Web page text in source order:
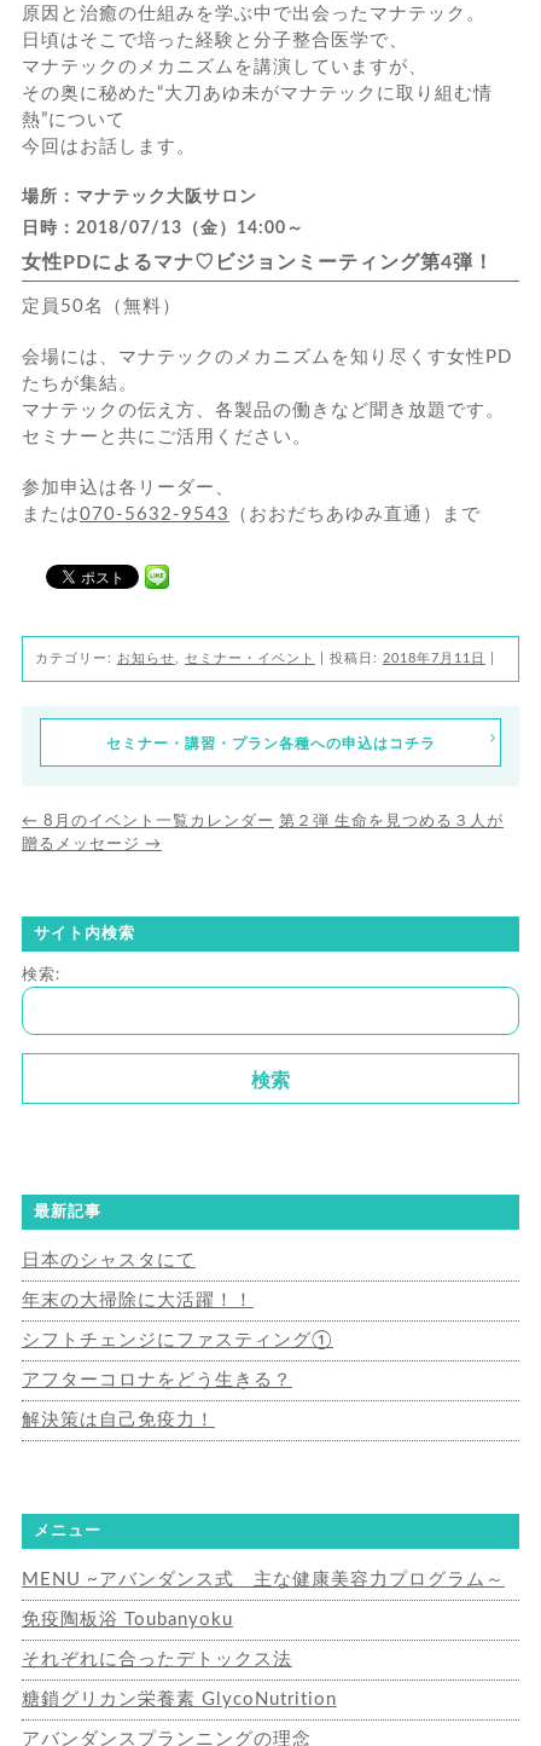
原因と治癒の仕組みを学ぶ中で出会ったマナテック。
日頃はそこで培った経験と分子整合医学で、
マナテックのメカニズムを講演していますが、
その奥に秘めた“大刀あゆ未がマナテックに取り組む情
熱”について
今回はお話します。
場所：マナテック大阪サロン
日時：2018/07/13（金）14:00～
女性PDによるマナ♡ビジョンミーティング第4弾！
定員50名（無料）
会場には、マナテックのメカニズムを知り尽くす女性PD
たちが集結。
マナテックの伝え方、各製品の働きなど聞き放題です。
セミナーと共にご活用ください。
参加申込は各リーダー、
または070-5632-9543 （おおだちあゆみ直通）まで
カテゴリー: お知らせ セミナー・イベント | 投稿日: 2018年7月11日
セミナー・講習・プラン各種への申込はコチラ
← 8月のイベント一覧カレンダー 第２弾 生命を見つめる３人が
贈るメッセージ →
サイト内検索
検索:
最新記事
日本のシャスタにて
年末の大掃除に大活躍！！
シフトチェンジにファスティング①
アフターコロナをどう生きる？
解決策は自己免疫力！
メニュー
MENU ~アバンダンス式 主な健康美容力プログラム～
免疫陶板浴 Toubanyoku
それぞれに合ったデトックス法
糖鎖グリカン栄養素 GlycoNutrition
アバンダンスプランニングの理念